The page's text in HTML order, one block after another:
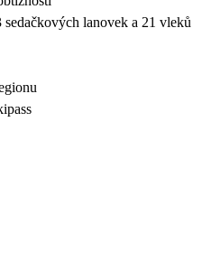
lanovek a 21 vleků